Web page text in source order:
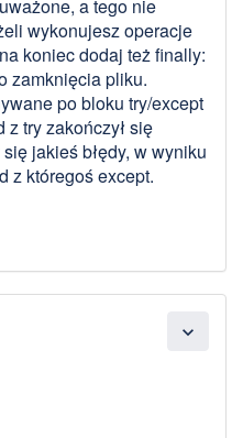
a tego nie
wykonujesz operacje
koniec dodaj też finally:
zamknięcia pliku.
po bloku try/except
try zakończył się
jakieś błędy, w wyniku
z któregoś except.
expand_more